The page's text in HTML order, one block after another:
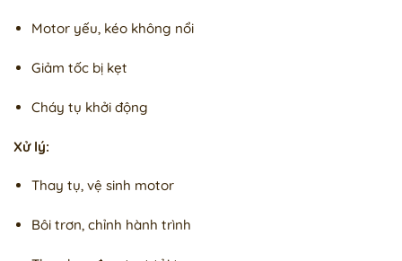
Motor yếu, kéo không nổi
Giảm tốc bị kẹt
Cháy tụ khởi động
Xử lý:
Thay tụ, vệ sinh motor
Bôi trơn, chỉnh hành trình